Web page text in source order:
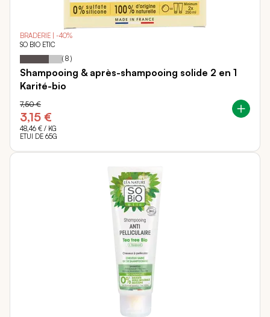
BRADERIE | -40%
SO BIO ETIC
Notation: 68
% of
( 8 )
Shampooing & après-shampooing solide 2 en 1
Karité-bio
3,15 €
7,50 €
48,46 € / KG
ETUI DE 65G